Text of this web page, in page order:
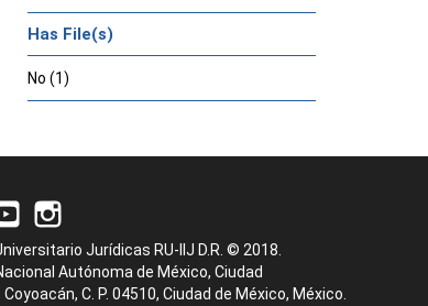
Has File(s)
No (1)
Jurídicas RU-IIJ D.R. © 2018.
Autónoma de México, Ciudad
C. P. 04510, Ciudad de México, México.